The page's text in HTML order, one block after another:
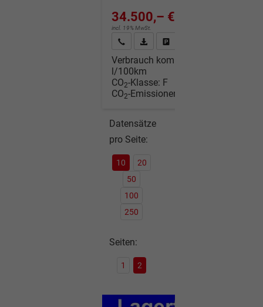
34.500,– €
incl. 19% MwSt.
Wir rufen Sie anFahrzeugexposé (PDF)
Verbrauch kombiniert:
l/100km
CO2-Klasse: F
CO2-Emissionen:
Datensätze
pro Seite:
10
20
50
100
250
Seiten:
1 2